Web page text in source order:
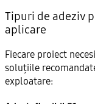
Tipuri de adeziv
aplicare
Fiecare proiect
soluțiile
exploatare: